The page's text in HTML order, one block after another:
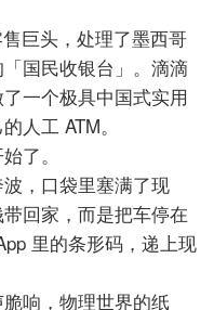
巨头，处理了墨西哥
国民收银台」。滴滴
一个极具中国式实用
人工 ATM。
了。
，口袋里塞满了现
回家，而是把车停在
里的条形码，递上现
响，物理世界的纸